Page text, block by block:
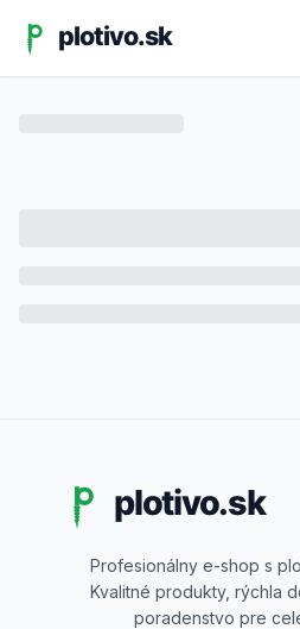
Profesionálny e-shop s
Kvalitné produkty, rýchla
poradenstvo pre